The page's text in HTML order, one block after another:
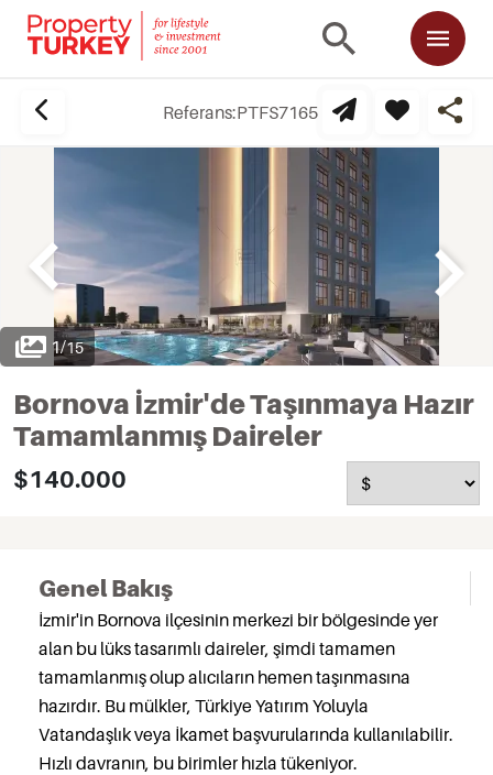
Referans:PTFS7165
1/15
Bornova İzmir'de Taşınmaya Hazır
Tamamlanmış Daireler
$140.000
Genel Bakış
İzmir'in Bornova ilçesinin merkezi bir bölgesinde yer
alan bu lüks tasarımlı daireler, şimdi tamamen
tamamlanmış olup alıcıların hemen taşınmasına
hazırdır. Bu mülkler, Türkiye Yatırım Yoluyla
Vatandaşlık veya İkamet başvurularında kullanılabilir.
Hızlı davranın, bu birimler hızla tükeniyor.